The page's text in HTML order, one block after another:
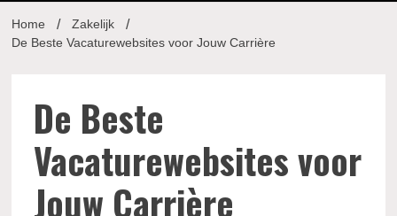
Home
Zakelijk
De Beste Vacaturewebsites voor Jouw Carrière
De Beste
Vacaturewebsites voor
Jouw Carrière